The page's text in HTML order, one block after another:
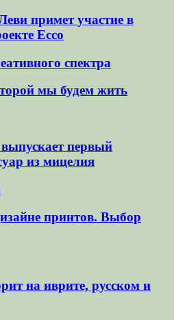
примет участие в
Ecco
спектра
мы будем жить
первый
из мицелия
принтов. Выбор
на иврите, русском и